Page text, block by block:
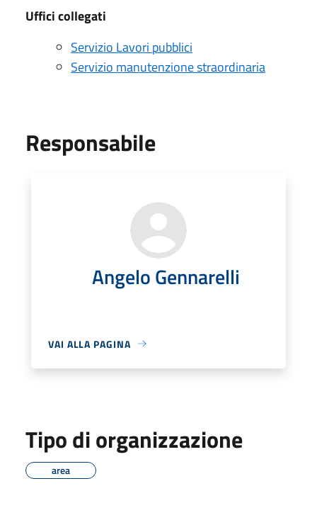
Uffici collegati
Servizio Lavori pubblici
Servizio manutenzione straordinaria
Responsabile
Angelo Gennarelli
VAI ALLA PAGINA
Tipo di organizzazione
area